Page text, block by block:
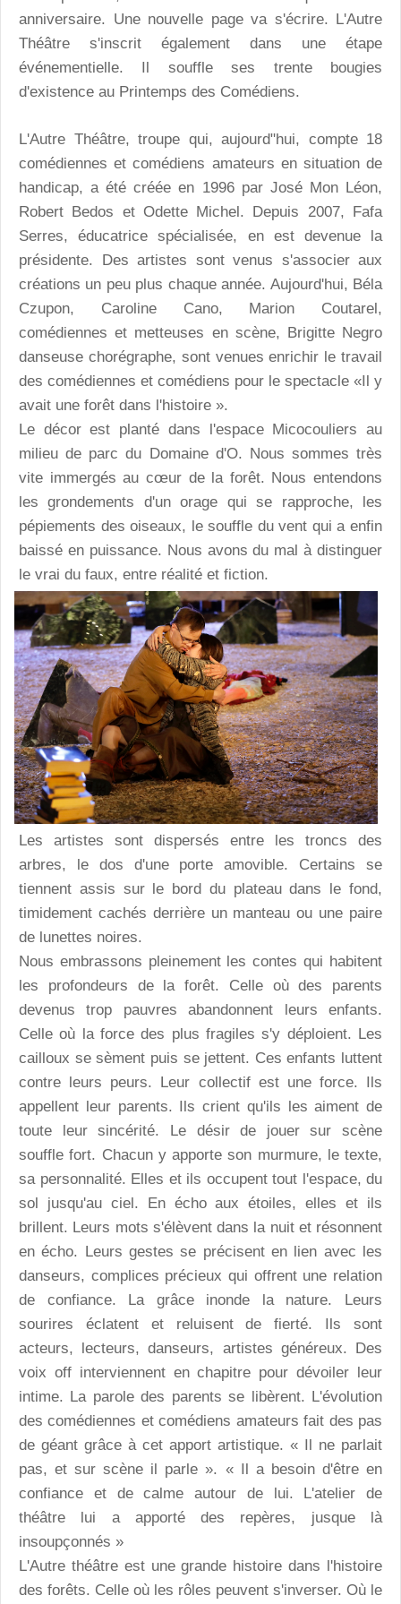
anniversaire. Une nouvelle page va s'écrire. L'Autre
Théâtre s'inscrit également dans une étape
événementielle. Il souffle ses trente bougies
d'existence au Printemps des Comédiens.
L'Autre Théâtre, troupe qui, aujourd"hui, compte 18
comédiennes et comédiens amateurs en situation de
handicap, a été créée en 1996 par José Mon Léon,
Robert Bedos et Odette Michel. Depuis 2007, Fafa
Serres, éducatrice spécialisée, en est devenue la
présidente. Des artistes sont venus s'associer aux
créations un peu plus chaque année. Aujourd'hui, Béla
Czupon, Caroline Cano, Marion Coutarel,
comédiennes et metteuses en scène, Brigitte Negro
danseuse chorégraphe, sont venues enrichir le travail
des comédiennes et comédiens pour le spectacle «Il y
avait une forêt dans l'histoire ».
Le décor est planté dans l'espace Micocouliers au
milieu de parc du Domaine d'O. Nous sommes très
vite immergés au cœur de la forêt. Nous entendons
les grondements d'un orage qui se rapproche, les
pépiements des oiseaux, le souffle du vent qui a enfin
baissé en puissance. Nous avons du mal à distinguer
le vrai du faux, entre réalité et fiction.
Les artistes sont dispersés entre les troncs des
arbres, le dos d'une porte amovible. Certains se
tiennent assis sur le bord du plateau dans le fond,
timidement cachés derrière un manteau ou une paire
de lunettes noires.
Nous embrassons pleinement les contes qui habitent
les profondeurs de la forêt. Celle où des parents
devenus trop pauvres abandonnent leurs enfants.
Celle où la force des plus fragiles s'y déploient. Les
cailloux se sèment puis se jettent. Ces enfants luttent
contre leurs peurs. Leur collectif est une force. Ils
appellent leur parents. Ils crient qu'ils les aiment de
toute leur sincérité. Le désir de jouer sur scène
souffle fort. Chacun y apporte son murmure, le texte,
sa personnalité. Elles et ils occupent tout l'espace, du
sol jusqu'au ciel. En écho aux étoiles, elles et ils
brillent. Leurs mots s'élèvent dans la nuit et résonnent
en écho. Leurs gestes se précisent en lien avec les
danseurs, complices précieux qui offrent une relation
de confiance. La grâce inonde la nature. Leurs
sourires éclatent et reluisent de fierté. Ils sont
acteurs, lecteurs, danseurs, artistes généreux. Des
voix off interviennent en chapitre pour dévoiler leur
intime. La parole des parents se libèrent. L'évolution
des comédiennes et comédiens amateurs fait des pas
de géant grâce à cet apport artistique. « Il ne parlait
pas, et sur scène il parle ». « Il a besoin d'être en
confiance et de calme autour de lui. L'atelier de
théâtre lui a apporté des repères, jusque là
insoupçonnés »
L'Autre théâtre est une grande histoire dans l'histoire
des forêts. Celle où les rôles peuvent s'inverser. Où le